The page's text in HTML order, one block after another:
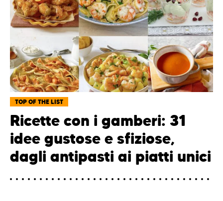
TOP OF THE LIST
Ricette con i gamberi: 31
idee gustose e sfiziose,
dagli antipasti ai piatti unici